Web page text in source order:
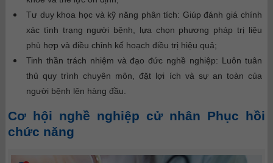
Tư duy khoa học và kỹ năng phân tích: Giúp đánh giá chính
xác tình trạng người bệnh, lựa chọn phương pháp trị liệu
phù hợp và điều chỉnh kế hoạch điều trị hiệu quả;
Tinh thần trách nhiệm và đạo đức nghề nghiệp: Luôn tuân
thủ quy trình chuyên môn, đặt lợi ích và sự an toàn của
người bệnh lên hàng đầu.
Cơ hội nghề nghiệp cử nhân Phục hồi
chức năng